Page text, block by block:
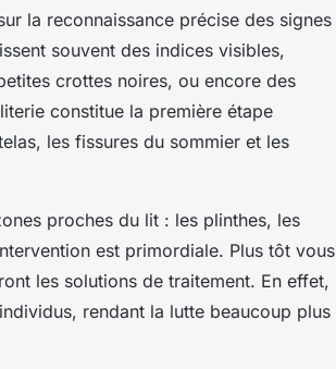
la reconnaissance précise des signes
souvent des indices visibles,
crottes noires, ou encore des
constitue la première étape
les fissures du sommier et les
proches du lit : les plinthes, les
est primordiale. Plus tôt vous
les solutions de traitement. En effet,
rendant la lutte beaucoup plus